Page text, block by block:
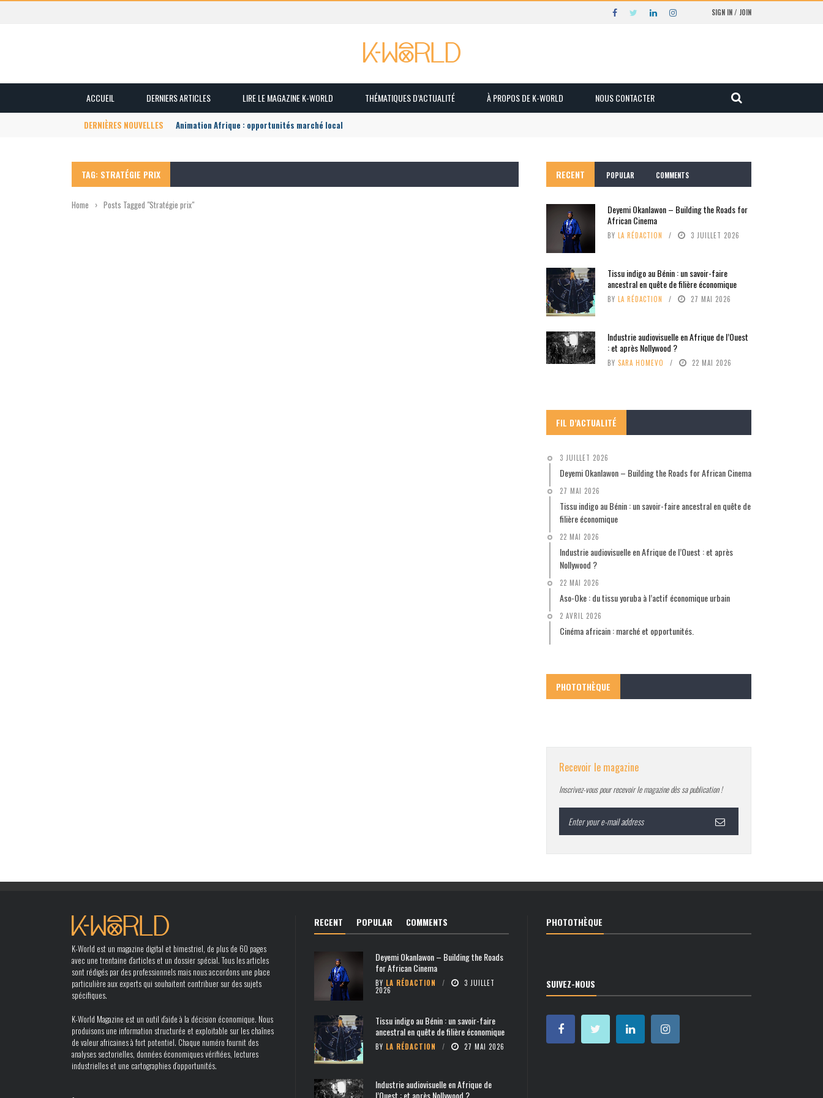
SIGN IN / JOIN
ACCUEIL DERNIERS ARTICLES LIRE LE MAGAZINE K-WORLD THÉMATIQUES D’ACTUALITÉ À PROPOS DE K-WORLD NOUS CONTACTER
DERNIÈRES NOUVELLES Animation Afrique : opportunités marché local
TAG: STRATÉGIE PRIX
Home › Posts Tagged "Stratégie prix"
RECENT POPULAR COMMENTS
Deyemi Okanlawon – Building the Roads for
African Cinema
BY LA RÉDACTION 3 JUILLET 2026
Tissu indigo au Bénin : un savoir-faire
ancestral en quête de filière économique
BY LA RÉDACTION 27 MAI 2026
Industrie audiovisuelle en Afrique de l’Ouest
: et après Nollywood ?
BY SARA HOMEVO 22 MAI 2026
FIL D’ACTUALITÉ
3 JUILLET 2026
Deyemi Okanlawon – Building the Roads for African Cinema
27 MAI 2026
Tissu indigo au Bénin : un savoir-faire ancestral en quête de
filière économique
22 MAI 2026
Industrie audiovisuelle en Afrique de l’Ouest : et après
Nollywood ?
22 MAI 2026
Aso-Oke : du tissu yoruba à l’actif économique urbain
2 AVRIL 2026
Cinéma africain : marché et opportunités.
PHOTOTHÈQUE
Recevoir le magazine
Inscrivez-vous pour recevoir le magazine dès sa publication !
K-World est un magazine digital et bimestriel, de plus de 60 pages
avec une trentaine d’articles et un dossier spécial. Tous les articles
sont rédigés par des professionnels mais nous accordons une place
particulière aux experts qui souhaitent contribuer sur des sujets
spécifiques.
K-World Magazine est un outil d’aide à la décision économique. Nous
produisons une information structurée et exploitable sur les chaînes
de valeur africaines à fort potentiel. Chaque numéro fournit des
analyses sectorielles, données économiques vérifiées, lectures
industrielles et une cartographies d’opportunités.
RECENT POPULAR COMMENTS
Deyemi Okanlawon – Building the Roads
for African Cinema
BY LA RÉDACTION 3 JUILLET
2026
Tissu indigo au Bénin : un savoir-faire
ancestral en quête de filière économique
BY LA RÉDACTION 27 MAI 2026
Industrie audiovisuelle en Afrique de
l’Ouest : et après Nollywood ?
PHOTOTHÈQUE
SUIVEZ-NOUS